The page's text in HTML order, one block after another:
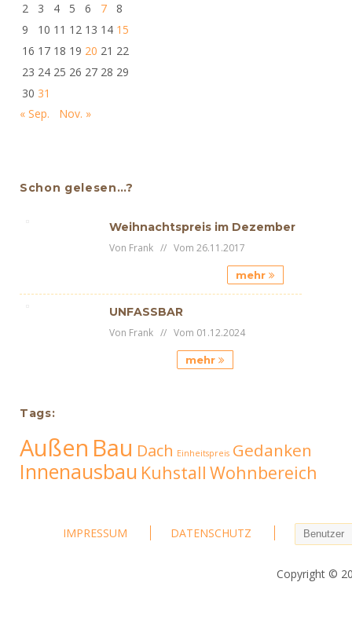
2
3 4 5 6 7
8
9
10 11 12 13 14 15
16 17 18 19 20 21 22
23 24 25 26 27 28 29
30 31
« Sep.
Nov. »
Schon gelesen…?
Weihnachtspreis im Dezember
Von Frank // Vom 26.11.2017
mehr
UNFASSBAR
Von Frank // Vom 01.12.2024
mehr
Tags:
Außen Bau Dach Einheitspreis Gedanken
Innenausbau Kuhstall Wohnbereich
IMPRESSUM DATENSCHUTZ
Copyright ©